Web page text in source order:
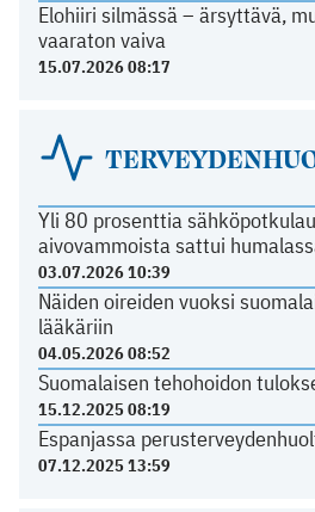
Elohiiri silmässä – ärsyttävä,
vaaraton vaiva
15.07.2026 08:17
Yli 80 prosenttia
aivovammoista sattui
03.07.2026 10:39
Näiden oireiden vuoksi
lääkäriin
04.05.2026 08:52
Suomalaisen tehohoidon
15.12.2025 08:19
Espanjassa
07.12.2025 13:59